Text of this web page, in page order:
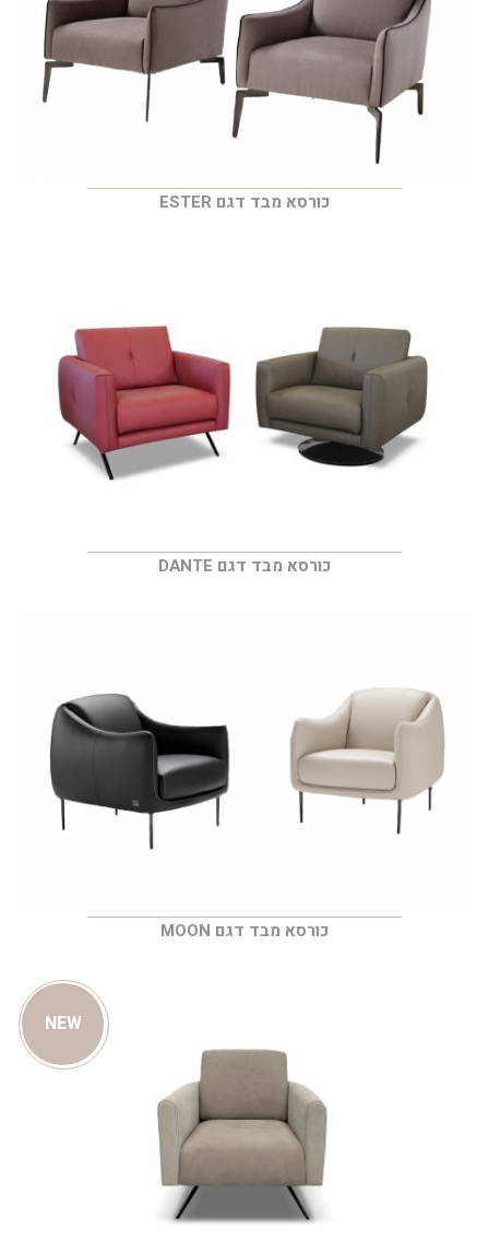
כורסא מבד דגם ESTER
כורסא מבד דגם DANTE
כורסא מבד דגם MOON
NEW